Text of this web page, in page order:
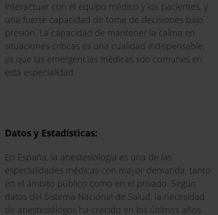
interactuar con el equipo médico y los pacientes, y
una fuerte capacidad de toma de decisiones bajo
presión. La capacidad de mantener la calma en
situaciones críticas es una cualidad indispensable,
ya que las emergencias médicas son comunes en
esta especialidad.
Datos y Estadísticas:
En España, la anestesiología es una de las
especialidades médicas con mayor demanda, tanto
en el ámbito público como en el privado. Según
datos del Sistema Nacional de Salud, la necesidad
de anestesiólogos ha crecido en los últimos años